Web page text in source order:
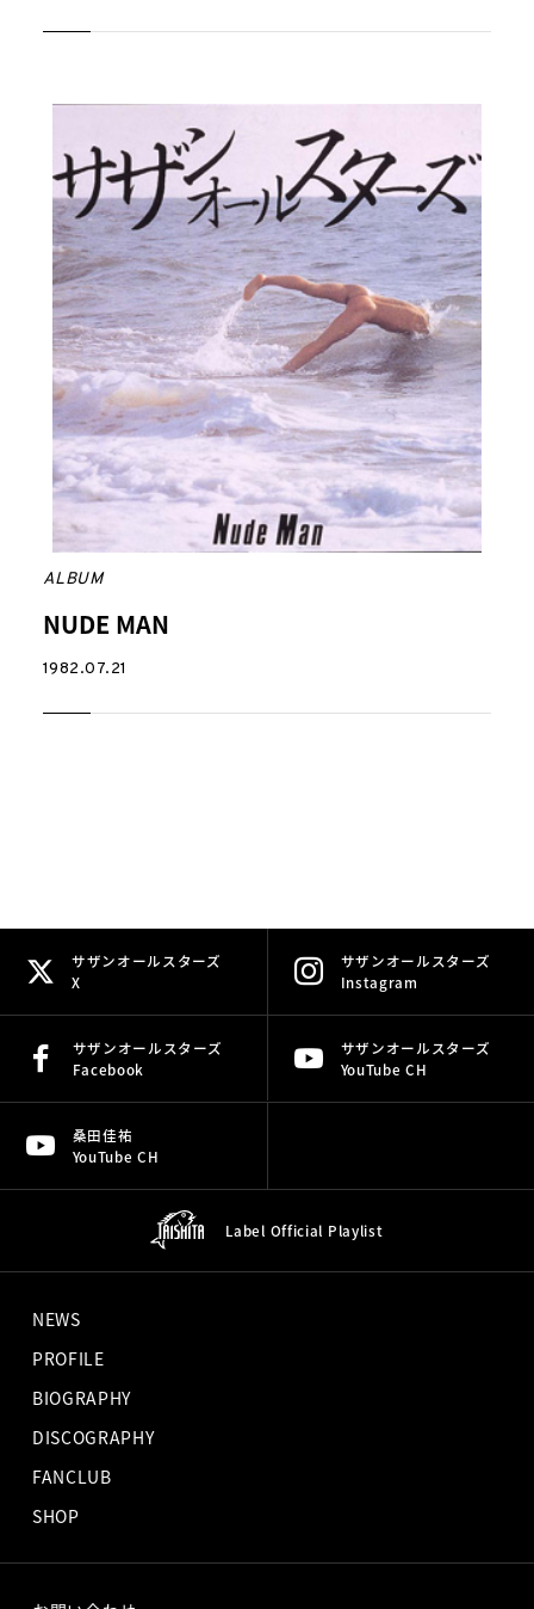
ALBUM
NUDE MAN
1982.07.21
サザンオールスターズ
X
サザンオールスターズ
Instagram
サザンオールスターズ
Facebook
サザンオールスターズ
YouTube CH
桑田佳祐
YouTube CH
Label Official Playlist
NEWS
PROFILE
BIOGRAPHY
DISCOGRAPHY
FANCLUB
SHOP